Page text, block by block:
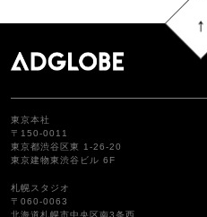
東京本社
〒150-0011
東京都渋谷区東 1-26-20
東京建物東渋谷ビル 6F
札幌スタジオ
〒060-0063
北海道札幌市中央区南3条西